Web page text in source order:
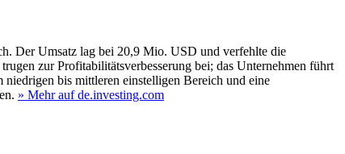
Der Umsatz lag bei 20,9 Mio. USD und verfehlte die
zur Profitabilitätsverbesserung bei; das Unternehmen führt
bis mittleren einstelligen Bereich und eine
» Mehr auf de.investing.com